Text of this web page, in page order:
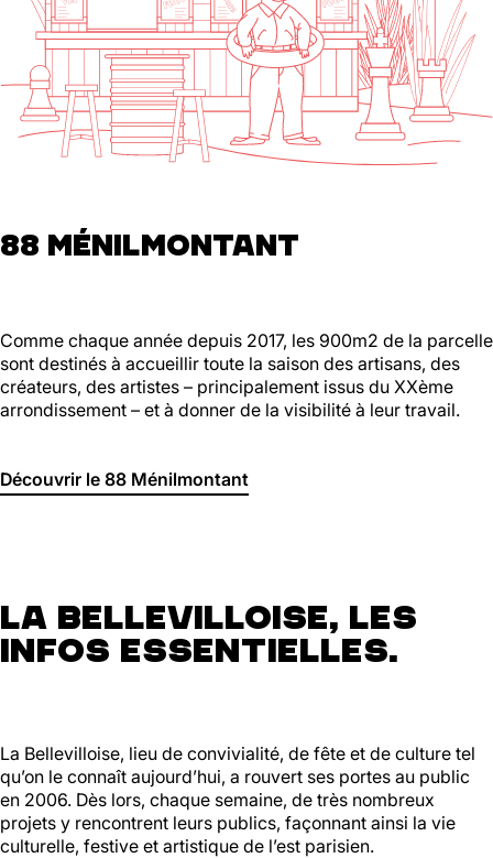
88 MÉNILMONTANT
Comme chaque année depuis 2017, les 900m2 de la parcelle
sont destinés à accueillir toute la saison des artisans, des
créateurs, des artistes – principalement issus du XXème
arrondissement – et à donner de la visibilité à leur travail.
Découvrir le 88 Ménilmontant
La Bellevilloise, les
infos essentielles.
La Bellevilloise, lieu de convivialité, de fête et de culture tel
qu’on le connaît aujourd’hui, a rouvert ses portes au public
en 2006. Dès lors, chaque semaine, de très nombreux
projets y rencontrent leurs publics, façonnant ainsi la vie
culturelle, festive et artistique de l’est parisien.